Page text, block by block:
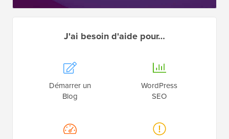
J'ai besoin d'aide pour…
Démarrer un
Blog
WordPress
SEO